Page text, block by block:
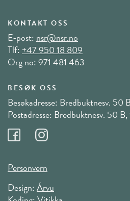
KONTAKT OSS
E-post: nsr@nsr.no
Tlf:+47 950 18 809
Org no: 971 481 463
BESØK OSS
Besøkadresse: Bredbuktnesv. 50
Postadresse: Bredbuktnesv. 50
Personvern
Design:Árvu